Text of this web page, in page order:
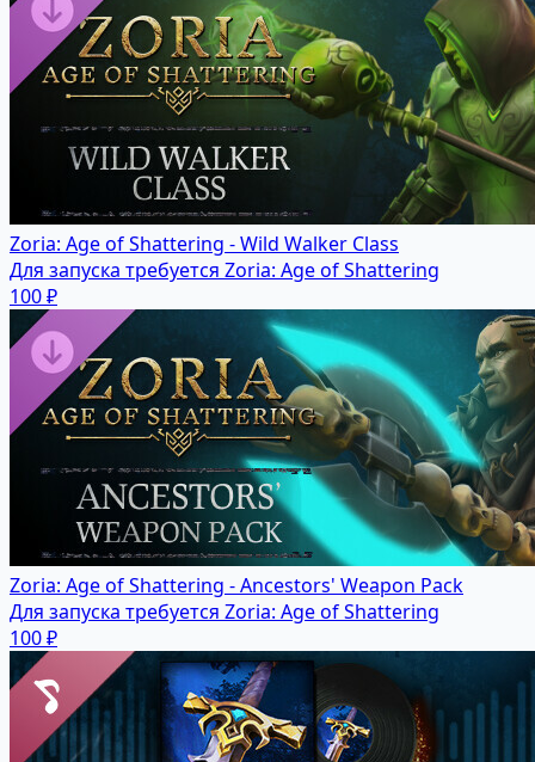
Zoria: Age of Shattering - Wild Walker Class
Для запуска требуется Zoria: Age of Shattering
100 ₽
Zoria: Age of Shattering - Ancestors' Weapon Pack
Для запуска требуется Zoria: Age of Shattering
100 ₽